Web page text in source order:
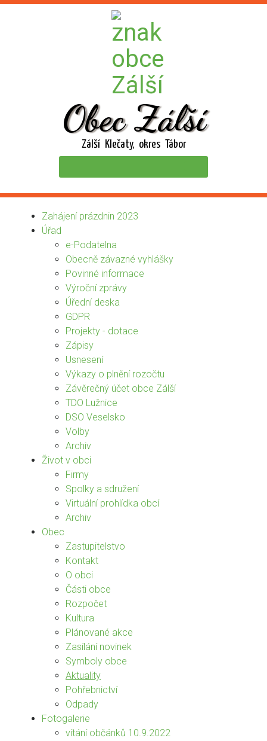
Obec Zálší
Zálší Klečaty, okres Tábor
Zahájení prázdnin 2023
Úřad
e-Podatelna
Obecně závazné vyhlášky
Povinné informace
Výroční zprávy
Úřední deska
GDPR
Projekty - dotace
Zápisy
Usnesení
Výkazy o plnění rozočtu
Závěrečný účet obce Zálší
TDO Lužnice
DSO Veselsko
Volby
Archiv
Život v obci
Firmy
Spolky a sdružení
Virtuální prohlídka obcí
Archiv
Obec
Zastupitelstvo
Kontakt
O obci
Části obce
Rozpočet
Kultura
Plánované akce
Zasílání novinek
Symboly obce
Aktuality
Pohřebnictví
Odpady
Fotogalerie
vítání občánků 10.9.2022